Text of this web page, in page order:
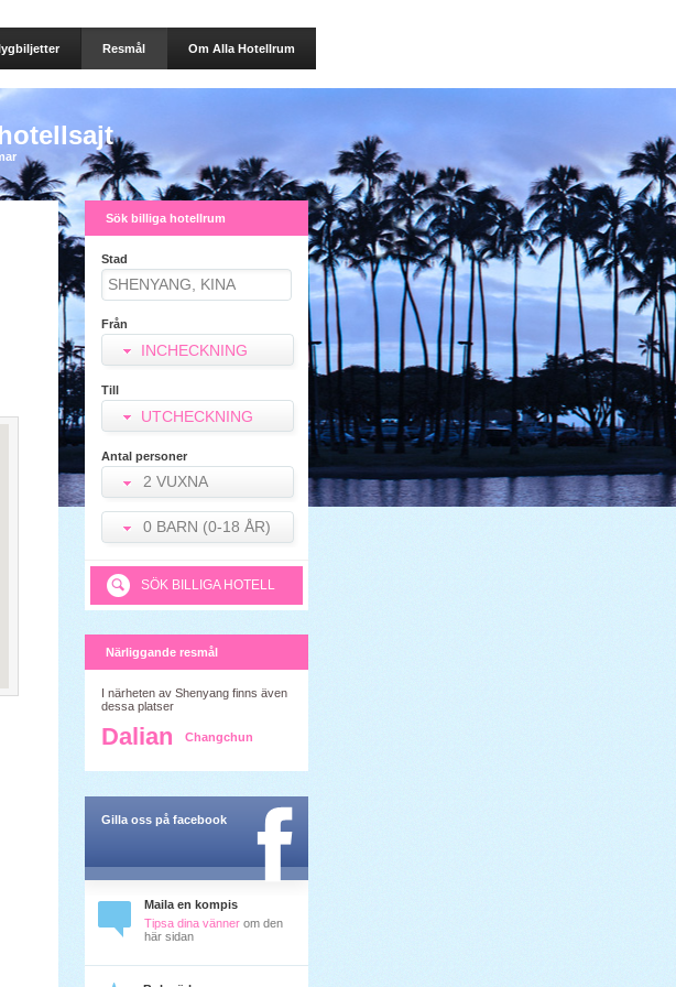
Resmål Om Alla Hotellrum
Sök billiga hotellrum
Stad
Från
INCHECKNING
Till
UTCHECKNING
Antal personer
2 VUXNA
0 BARN (0-18 ÅR)
SÖK BILLIGA HOTELL
Närliggande resmål
I närheten av Shenyang finns även
dessa platser
Dalian Changchun
Gilla oss på facebook
Maila en kompis
Tipsa dina vänner om den
här sidan